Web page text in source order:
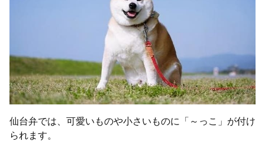
仙台弁では、可愛いものや小さいものに「～っこ」が付け
られます。